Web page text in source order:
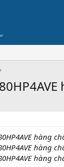
hàng
hàng
hàng